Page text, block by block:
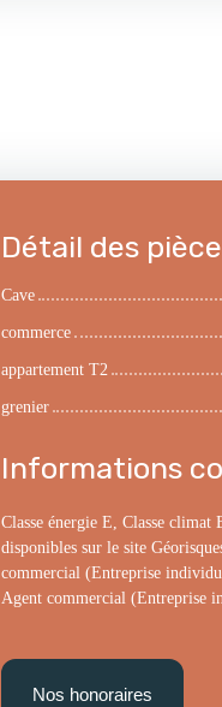
Détail des
Cave
commerce
appartement T2
grenier
Informations
Classe énergie E, Classe climat
disponibles sur le site
commercial (Entreprise
Agent commercial (Entreprise
Nos honoraires